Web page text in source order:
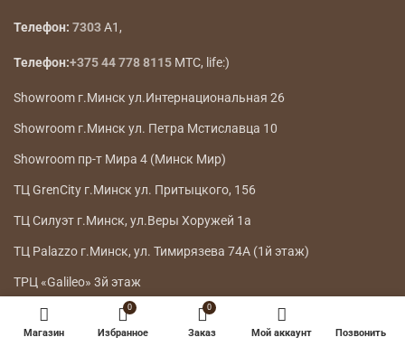
Телефон: 7303A1,
Телефон:+375 44 778 8115 МТС, life:)
Showroom г.Минск ул.Интернациональная 26
Showroom г.Минск ул. Петра Мстиславца 10
Showroom пр-т Мира 4 (Минск Мир)
ТЦ GrenCity г.Минск ул. Притыцкого, 156
ТЦ Силуэт г.Минск, ул.Веры Хоружей 1а
ТЦ Palazzo г.Минск, ул. Тимирязева 74А (1й этаж)
ТРЦ «Galileo» 3й этаж
ГЛАВНОЕ МЕНЮ
Магазин
0
Избранное
0
Заказ Мой аккаунт Позвонить